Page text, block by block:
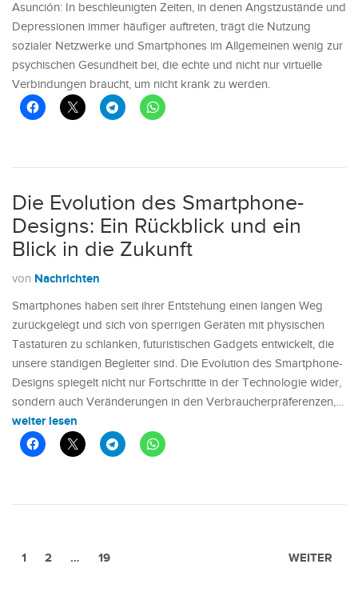
Asunción: In beschleunigten Zeiten, in denen Angstzustände und
Depressionen immer häufiger auftreten, trägt die Nutzung
sozialer Netzwerke und Smartphones im Allgemeinen wenig zur
psychischen Gesundheit bei, die echte und nicht nur virtuelle
Verbindungen braucht, um nicht krank zu werden.
Die Evolution des Smartphone-
Designs: Ein Rückblick und ein
Blick in die Zukunft
von Nachrichten
Smartphones haben seit ihrer Entstehung einen langen Weg
zurückgelegt und sich von sperrigen Geräten mit physischen
Tastaturen zu schlanken, futuristischen Gadgets entwickelt, die
unsere ständigen Begleiter sind. Die Evolution des Smartphone-
Designs spiegelt nicht nur Fortschritte in der Technologie wider,
sondern auch Veränderungen in den Verbraucherpräferenzen,…
weiter lesen
1 2 … 19 WEITER